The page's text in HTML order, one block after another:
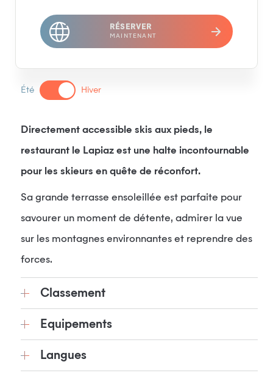
Été Hiver
Directement accessible skis aux pieds, le
restaurant le Lapiaz est une halte incontournable
pour les skieurs en quête de réconfort.
Sa grande terrasse ensoleillée est parfaite pour
savourer un moment de détente, admirer la vue
sur les montagnes environnantes et reprendre des
forces.
Classement
Equipements
Langues
RÉSERVER
MAINTENANT